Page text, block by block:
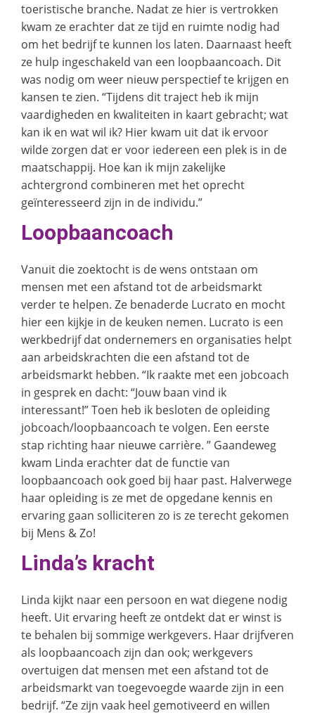
toeristische branche. Nadat ze hier is vertrokken
kwam ze erachter dat ze tijd en ruimte nodig had
om het bedrijf te kunnen los laten. Daarnaast heeft
ze hulp ingeschakeld van een loopbaancoach. Dit
was nodig om weer nieuw perspectief te krijgen en
kansen te zien. “Tijdens dit traject heb ik mijn
vaardigheden en kwaliteiten in kaart gebracht; wat
kan ik en wat wil ik? Hier kwam uit dat ik ervoor
wilde zorgen dat er voor iedereen een plek is in de
maatschappij. Hoe kan ik mijn zakelijke
achtergrond combineren met het oprecht
geïnteresseerd zijn in de individu.”
Loopbaancoach
Vanuit die zoektocht is de wens ontstaan om
mensen met een afstand tot de arbeidsmarkt
verder te helpen. Ze benaderde Lucrato en mocht
hier een kijkje in de keuken nemen. Lucrato is een
werkbedrijf dat ondernemers en organisaties helpt
aan arbeidskrachten die een afstand tot de
arbeidsmarkt hebben. “Ik raakte met een jobcoach
in gesprek en dacht: “Jouw baan vind ik
interessant!” Toen heb ik besloten de opleiding
jobcoach/loopbaancoach te volgen. Een eerste
stap richting haar nieuwe carrière. ” Gaandeweg
kwam Linda erachter dat de functie van
loopbaancoach ook goed bij haar past. Halverwege
haar opleiding is ze met de opgedane kennis en
ervaring gaan solliciteren zo is ze terecht gekomen
bij Mens & Zo!
Linda’s kracht
Linda kijkt naar een persoon en wat diegene nodig
heeft. Uit ervaring heeft ze ontdekt dat er winst is
te behalen bij sommige werkgevers. Haar drijfveren
als loopbaancoach zijn dan ook; werkgevers
overtuigen dat mensen met een afstand tot de
arbeidsmarkt van toegevoegde waarde zijn in een
bedrijf. “Ze zijn vaak heel gemotiveerd en willen